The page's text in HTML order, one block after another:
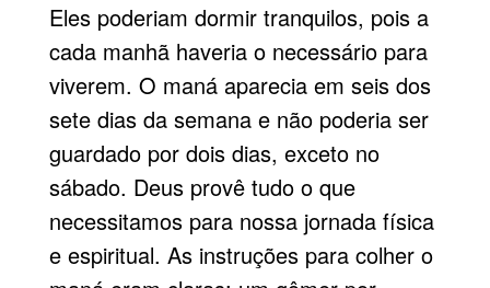
Eles poderiam dormir tranquilos, pois a
cada manhã haveria o necessário para
viverem. O maná aparecia em seis dos
sete dias da semana e não poderia ser
guardado por dois dias, exceto no
sábado. Deus provê tudo o que
necessitamos para nossa jornada física
e espiritual. As instruções para colher o